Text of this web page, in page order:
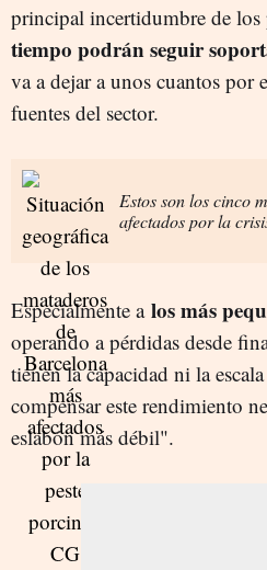
principal incertidumbre de los
tiempo podrán seguir
va a dejar a unos cuantos por
fuentes del sector.
Estos son los cinco
afectados por la
Especialmente a los más
operando a pérdidas desde
tienen la capacidad ni la
compensar este rendimiento
eslabón más débil".